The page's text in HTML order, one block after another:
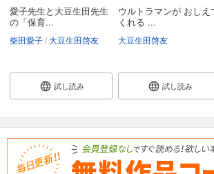
愛子先生と大豆生田先生
の「保育...
柴田愛子 大豆生田啓友
試し読み
ウルトラマンが おしえ
くれる ...
大豆生田啓友
試し読み